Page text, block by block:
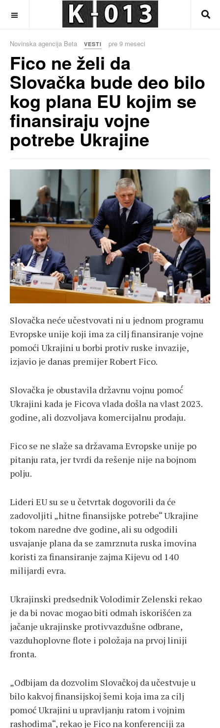
Novinska agencija Beta VESTI pre 9 meseci
Fico ne želi da
Slovačka bude deo bilo
kog plana EU kojim se
finansiraju vojne
potrebe Ukrajine
Slovačka neće učestvovati ni u jednom programu
Evropske unije koji ima za cilj finansiranje vojne
pomoći Ukrajini u borbi protiv ruske invazije,
izjavio je danas premijer Robert Fico.
Slovačka je obustavila državnu vojnu pomoć́
Ukrajini kada je Ficova vlada došla na vlast 2023.
godine, ali dozvoljava komercijalnu prodaju.
Fico se ne slaže sa državama Evropske unije po
pitanju rata, jer tvrdi da rešenje nije na bojnom
polju.
Lideri EU su se u četvrtak dogovorili da će
zadovoljiti „hitne finansijske potrebe“ Ukrajine
tokom naredne dve godine, ali su odgodili
usvajanje plana da se zamrznuta ruska imovina
koristi za finansiranje zajma Kijevu od 140
milijardi evra.
Ukrajinski predsednik Volodimir Zelenski rekao
je da bi novac mogao biti odmah iskorišćen za
jačanje ukrajinske protivvazdušne odbrane,
vazduhoplovne flote i položaja na prvoj liniji
fronta.
„Odbijam da dozvolim Slovačkoj da učestvuje u
bilo kakvoj finansijskoj šemi koja ima za cilj
pomoć Ukrajini u upravljanju ratom i vojnim
rashodima“, rekao je Fico na konferenciji za